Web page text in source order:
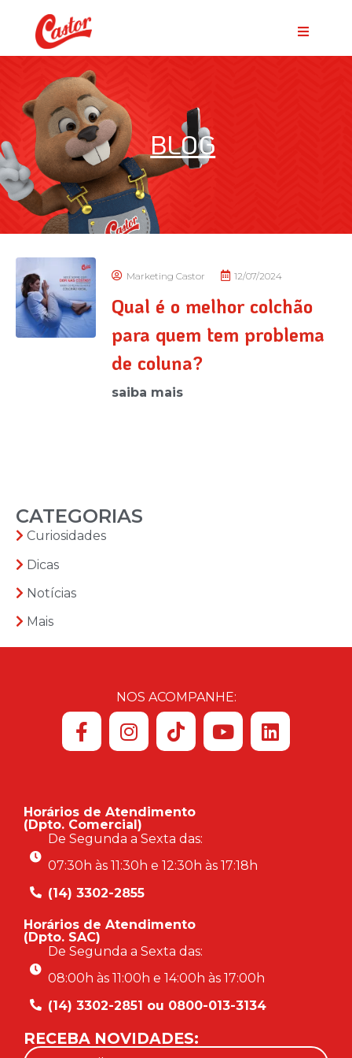
BLOG
Marketing Castor 12/07/2024
Qual é o melhor colchão
para quem tem problema
de coluna?
saiba mais
CATEGORIAS
Curiosidades
Dicas
Notícias
Mais
NOS ACOMPANHE:
Horários de Atendimento
(Dpto. Comercial)
De Segunda a Sexta das:
07:30h às 11:30h e 12:30h às 17:18h
(14) 3302-2855
Horários de Atendimento
(Dpto. SAC)
De Segunda a Sexta das:
08:00h às 11:00h e 14:00h às 17:00h
(14) 3302-2851 ou 0800-013-3134
RECEBA NOVIDADES: